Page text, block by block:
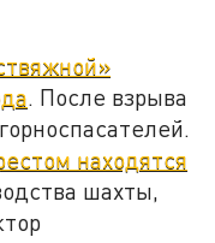
. После взрыва
находятся
шахты,